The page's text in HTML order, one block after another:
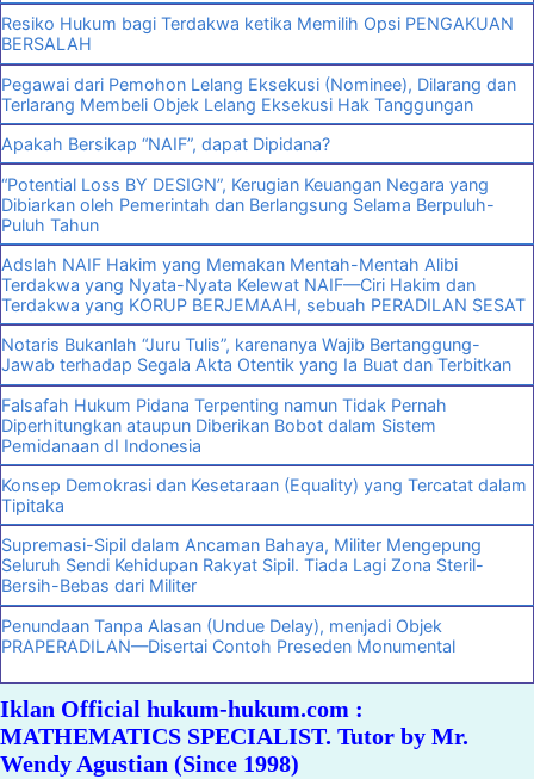
Resiko Hukum bagi Terdakwa ketika Memilih Opsi PENGAKUAN
BERSALAH
Pegawai dari Pemohon Lelang Eksekusi (Nominee), Dilarang dan
Terlarang Membeli Objek Lelang Eksekusi Hak Tanggungan
Apakah Bersikap “NAIF”, dapat Dipidana?
“Potential Loss BY DESIGN”, Kerugian Keuangan Negara yang
Dibiarkan oleh Pemerintah dan Berlangsung Selama Berpuluh-
Puluh Tahun
Adslah NAIF Hakim yang Memakan Mentah-Mentah Alibi
Terdakwa yang Nyata-Nyata Kelewat NAIF—Ciri Hakim dan
Terdakwa yang KORUP BERJEMAAH, sebuah PERADILAN SESAT
Notaris Bukanlah “Juru Tulis”, karenanya Wajib Bertanggung-
Jawab terhadap Segala Akta Otentik yang Ia Buat dan Terbitkan
Falsafah Hukum Pidana Terpenting namun Tidak Pernah
Diperhitungkan ataupun Diberikan Bobot dalam Sistem
Pemidanaan dI Indonesia
Konsep Demokrasi dan Kesetaraan (Equality) yang Tercatat dalam
Tipitaka
Supremasi-Sipil dalam Ancaman Bahaya, Militer Mengepung
Seluruh Sendi Kehidupan Rakyat Sipil. Tiada Lagi Zona Steril-
Bersih-Bebas dari Militer
Penundaan Tanpa Alasan (Undue Delay), menjadi Objek
PRAPERADILAN—Disertai Contoh Preseden Monumental
Iklan Official hukum-hukum.com :
MATHEMATICS SPECIALIST. Tutor by Mr.
Wendy Agustian (Since 1998)